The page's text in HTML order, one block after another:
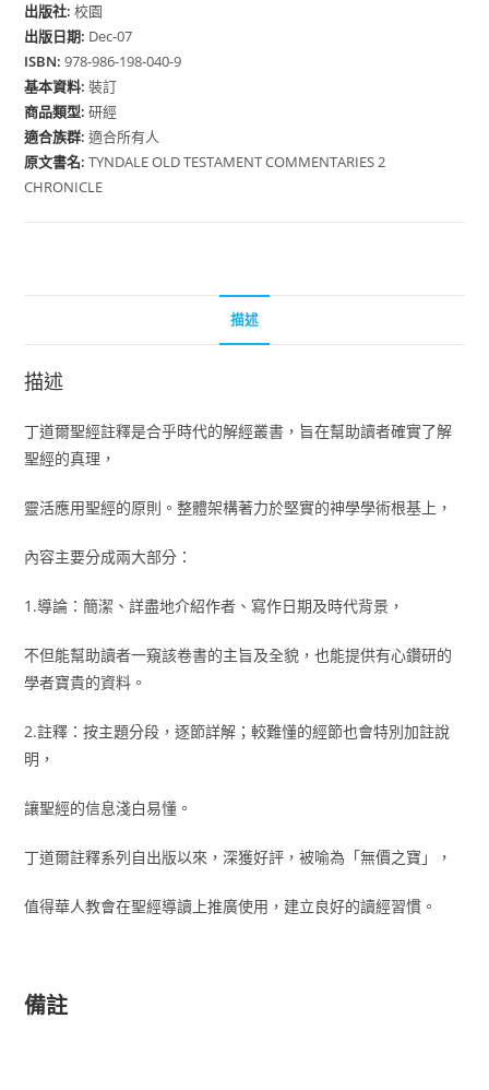
出版社:校園
出版日期: Dec-07
ISBN:978-986-198-040-9
基本資料:裝訂
商品類型:研經
適合族群:適合所有人
原文書名:TYNDALE OLD TESTAMENT COMMENTARIES 2
CHRONICLE
描述
描述
丁道爾聖經註釋是合乎時代的解經叢書，旨在幫助讀者確實了解
聖經的真理，
靈活應用聖經的原則。整體架構著力於堅實的神學學術根基上，
內容主要分成兩大部分：
1.導論：簡潔、詳盡地介紹作者、寫作日期及時代背景，
不但能幫助讀者一窺該卷書的主旨及全貌，也能提供有心鑽研的
學者寶貴的資料。
2.註釋：按主題分段，逐節詳解；較難懂的經節也會特別加註說
明，
讓聖經的信息淺白易懂。
丁道爾註釋系列自出版以來，深獲好評，被喻為「無價之寶」，
值得華人教會在聖經導讀上推廣使用，建立良好的讀經習慣。
備註